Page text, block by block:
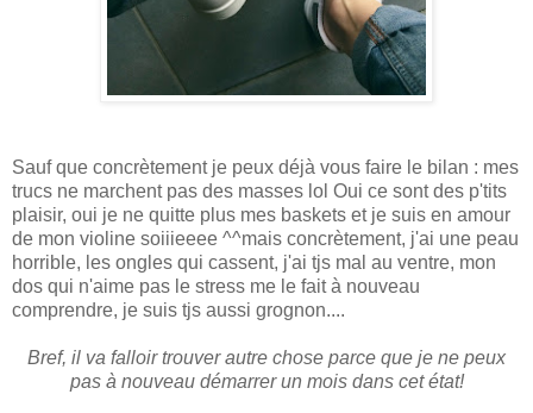
Sauf que concrètement je peux déjà vous faire le bilan : mes
trucs ne marchent pas des masses lol Oui ce sont des p'tits
plaisir, oui je ne quitte plus mes baskets et je suis en amour
de mon violine soiiieeee ^^mais concrètement, j'ai une peau
horrible, les ongles qui cassent, j'ai tjs mal au ventre, mon
dos qui n'aime pas le stress me le fait à nouveau
comprendre, je suis tjs aussi grognon....
Bref, il va falloir trouver autre chose parce que je ne peux
pas à nouveau démarrer un mois dans cet état!